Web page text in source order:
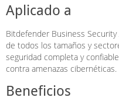
Aplicado a
Bitdefender Business
de todos los tamaños y
seguridad completa y
contra amenazas cibernéticas.
Beneficios